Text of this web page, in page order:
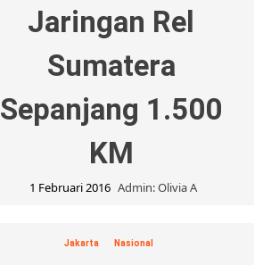
Jaringan Rel
Sumatera
Sepanjang 1.500
KM
1 Februari 2016 Admin: Olivia A
Jakarta Nasional